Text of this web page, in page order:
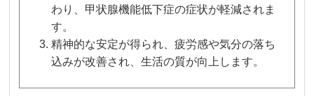
わり、甲状腺機能低下症の症状が軽減されま
す。
精神的な安定が得られ、疲労感や気分の落ち
込みが改善され、生活の質が向上します。